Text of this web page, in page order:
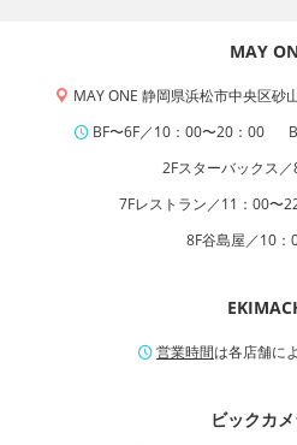
MAY
MAY ONE 静岡県浜松市中央区砂
BF〜6F／10：00〜20：00
2Fスターバックス
7Fレストラン／11：00〜
8F谷島屋／10
営業時間は各店舗に
ビックカ